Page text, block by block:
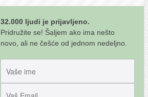
32.000 ljudi je prijavljeno.
Pridružite se! Šaljem ako ima nešto
novo, ali ne češće od jednom nedeljno.